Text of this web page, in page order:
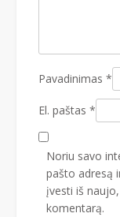
Pavadinimas *
El. paštas *
Noriu savo
pašto adresą
įvesti iš
komentarą.